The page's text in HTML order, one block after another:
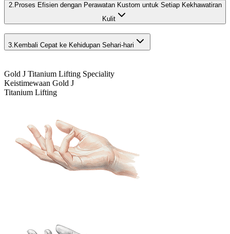
2. Proses Efisien dengan Perawatan Kustom untuk Setiap Kekhawatiran
Kulit
3. Kembali Cepat ke Kehidupan Sehari-hari
Gold J Titanium Lifting Speciality
Keistimewaan Gold J
Titanium Lifting